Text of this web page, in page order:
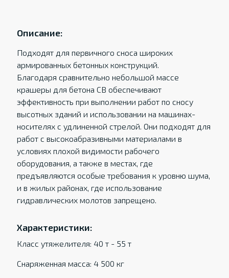
Описание:
Подходят для первичного сноса широких
армированных бетонных конструкций.
Благодаря сравнительно небольшой массе
крашеры для бетона CB обеспечивают
эффективность при выполнении работ по сносу
высотных зданий и использовании на машинах-
носителях с удлиненной стрелой. Они подходят для
работ с высокоабразивными материалами в
условиях плохой видимости рабочего
оборудования, а также в местах, где
предъявляются особые требования к уровню шума,
и в жилых районах, где использование
гидравлических молотов запрещено.
Характеристики:
Класс утяжелителя: 40 т - 55 т
Снаряженная масса: 4 500 кг